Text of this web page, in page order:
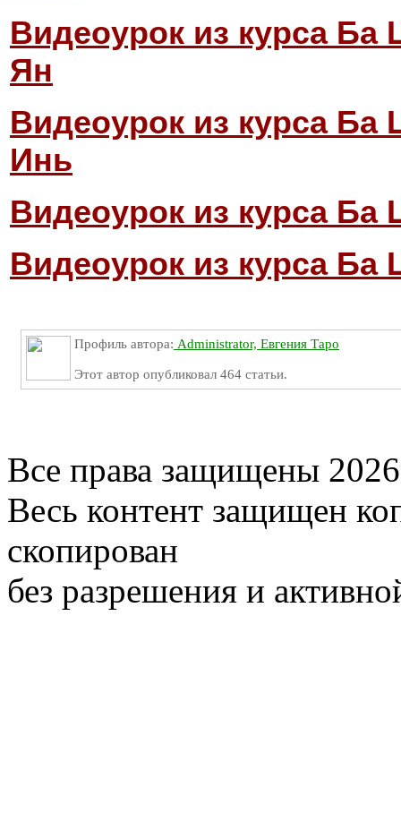
Видеоурок из курса
Ян
Видеоурок из курса
Инь
Видеоурок из курса
Видеоурок из курса
Профиль автора: Administrator, Евгения Таро
Этот автор опубликовал 464 статьи.
Все права защищены 2026
Весь контент защищен
скопирован
без разрешения и